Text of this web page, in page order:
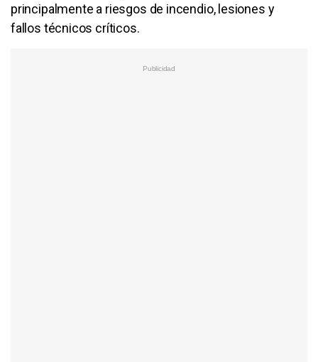
principalmente a riesgos de incendio, lesiones y
fallos técnicos críticos.